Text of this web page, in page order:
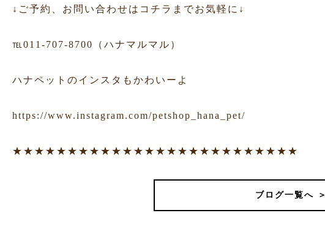
↓ご予約、お問い合わせはコチラまでお気軽に↓
℡011-707-8700（ハナマルマル）
ハナペットのインスタもかわいーよ
https://www.instagram.com/petshop_hana_pet/
★★★★★★★★★★★★★★★★★★★★★★★★★★
ブログ一覧へ ＞